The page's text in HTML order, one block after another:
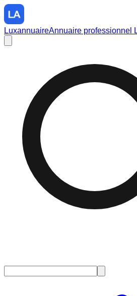
LuxannuaireAnnuaire professionnel